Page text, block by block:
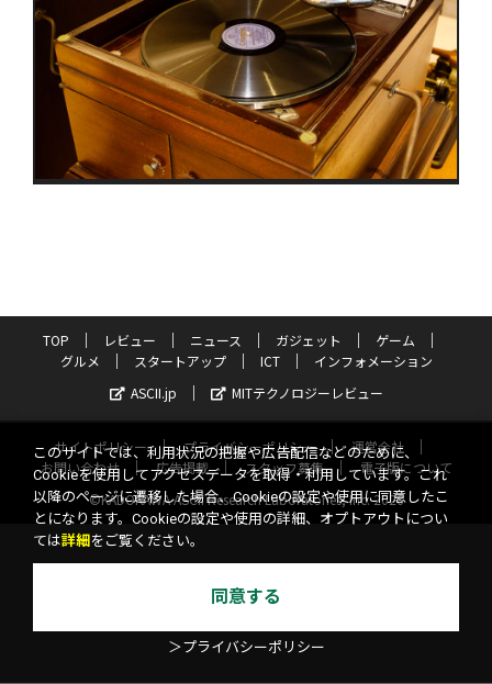
TOP レビュー ニュース ガジェット
ゲーム
グルメ
スタートアップ ICT
インフォメーション
ASCII.jp
MITテクノロジーレビュー
サイトポリシー プライバシーポリシー
運営会社
お問い合わせ
広告掲載 スタッフ募集
電子版について
©KADOKAWA ASCII Research Laboratories, Inc. 2026
このサイトでは、利用状況の把握や広告配信などのために、
Cookieを使用してアクセスデータを取得・利用しています。これ
以降のページに遷移した場合、Cookieの設定や使用に同意したこ
とになります。Cookieの設定や使用の詳細、オプトアウトについ
ては詳細 をご覧ください。
同意する
＞プライバシーポリシー